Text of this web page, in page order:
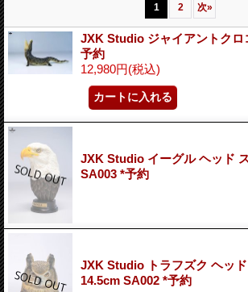
1 2 次»
JXK Studio ジャイアントクロ
予約
12,980円(税込)
JXK Studio イーグル ヘッド
SA003 *予約
JXK Studio トラフズク ヘッ
14.5cm SA002 *予約